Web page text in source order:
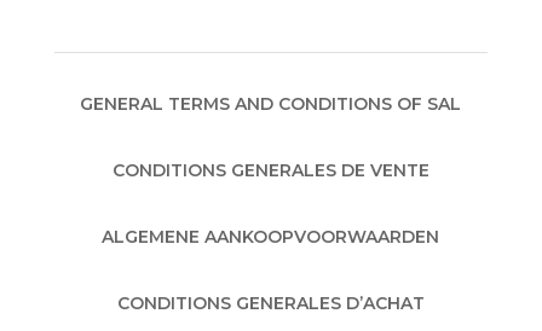
GENERAL TERMS AND CONDITIONS OF SAL
CONDITIONS GENERALES DE VENTE
ALGEMENE AANKOOPVOORWAARDEN
CONDITIONS GENERALES D’ACHAT